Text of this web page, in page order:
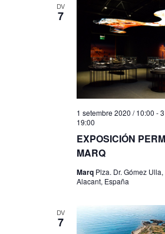
DV
7
EXPOSICIÓN
MARQ
1 setembre 2020 / 10:00 -
19:00
Marq Plza. Dr. Gómez
Alacant, España
DV
7